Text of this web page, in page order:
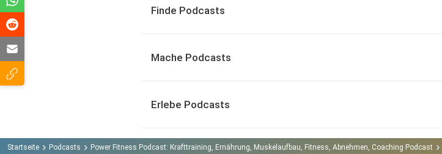
Finde Podcasts
Mache Podcasts
Erlebe Podcasts
Startseite Podcasts Power Fitness Podcast: Krafttraining, Ernährung, Muskelaufbau, Fitness, Abnehmen, Coaching Podcast